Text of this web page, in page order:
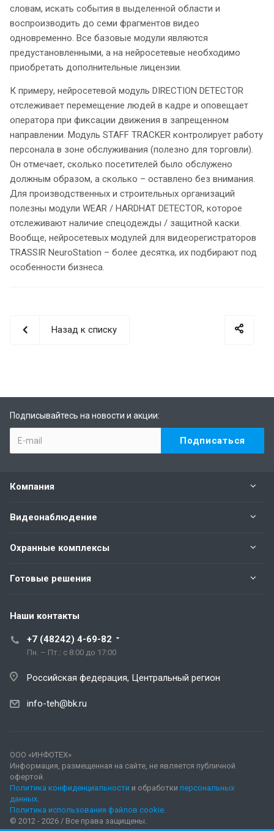
словам, искать события в выделенной области и
воспроизводить до семи фрагментов видео
одновременно. Все базовые модули являются
предустановленными, а на нейросетевые необходимо
приобретать дополнительные лицензии.
К примеру, нейросетевой модуль DIRECTION DETECTOR
отслеживает перемещение людей в кадре и оповещает
оператора при фиксации движения в запрещенном
направлении. Модуль STAFF TRACKER контролирует работу
персонала в зоне обслуживания (полезно для торговли).
Он отмечает, сколько посетителей было обслужено
должным образом, а сколько – оставлено без внимания.
Для производственных и строительных организаций
полезны модули WEAR / HARDHAT DETECTOR, которое
отслеживают наличие спецодежды / защитной каски.
Вообще, нейросетевых модулей для видеорегистраторов
TRASSIR NeuroStation – более десятка, их подбирают под
особенности бизнеса.
Назад к списку
Подписывайтесь на новости и акции:
Компания
Видеонаблюдение
Охранные комплексы
Готовые решения
Наши контакты
+7 (48242) 4-69-82
Пн. – Пт.: с 8:00 до 17:00
Российская федерация, Центральный регион
info-teh@bk.ru
ООО «ИНФОТЕХ»
Информация, размещенная на сайте, не является публичной
офертой.
Политика конфиденциальности и обработки персональных
данных.
Политика использования файлов cookie.
© 2012 - 2026 / Все права защищены.